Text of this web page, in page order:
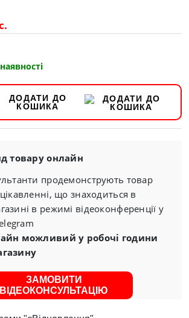
ДОДАТИ ДО
КОШИКА
товару онлайн
продемонструють товар
що знаходиться в
в режимі відеоконференції у
можливий у робочі години
ЗАМОВИТИ
ВІДЕОКОНСУЛЬТАЦІЮ